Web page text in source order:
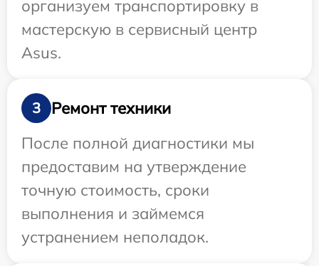
организуем транспортировку в
мастерскую в сервисный центр
Asus.
3
Ремонт техники
После полной диагностики мы
предоставим на утверждение
точную стоимость, сроки
выполнения и займемся
устранением неполадок.